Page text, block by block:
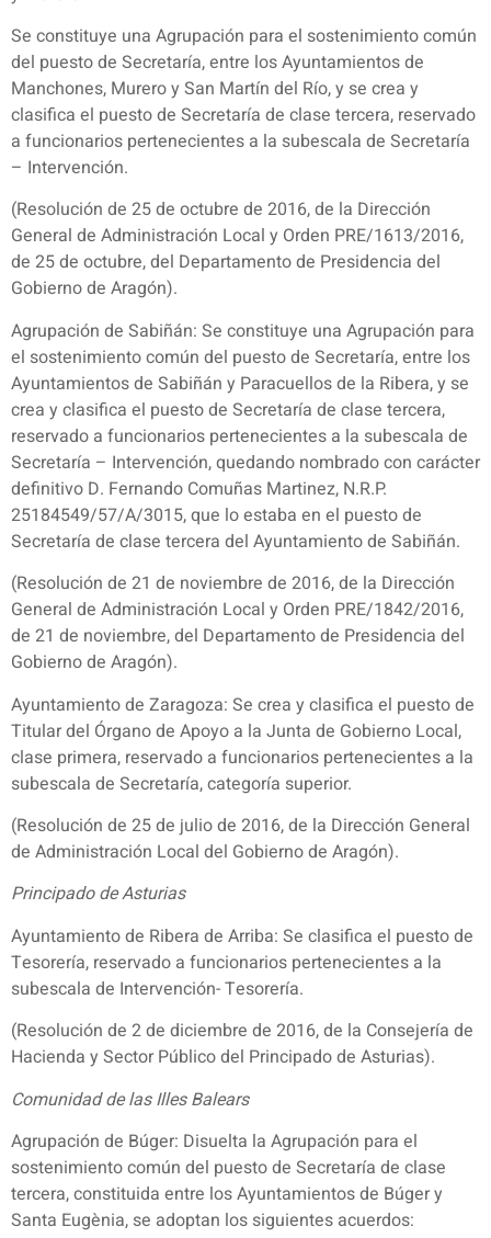
Se constituye una Agrupación para el sostenimiento común
del puesto de Secretaría, entre los Ayuntamientos de
Manchones, Murero y San Martín del Río, y se crea y
clasifica el puesto de Secretaría de clase tercera, reservado
a funcionarios pertenecientes a la subescala de Secretaría
– Intervención.
(Resolución de 25 de octubre de 2016, de la Dirección
General de Administración Local y Orden PRE/1613/2016,
de 25 de octubre, del Departamento de Presidencia del
Gobierno de Aragón).
Agrupación de Sabiñán: Se constituye una Agrupación para
el sostenimiento común del puesto de Secretaría, entre los
Ayuntamientos de Sabiñán y Paracuellos de la Ribera, y se
crea y clasifica el puesto de Secretaría de clase tercera,
reservado a funcionarios pertenecientes a la subescala de
Secretaría – Intervención, quedando nombrado con carácter
definitivo D. Fernando Comuñas Martinez, N.R.P.
25184549/57/A/3015, que lo estaba en el puesto de
Secretaría de clase tercera del Ayuntamiento de Sabiñán.
(Resolución de 21 de noviembre de 2016, de la Dirección
General de Administración Local y Orden PRE/1842/2016,
de 21 de noviembre, del Departamento de Presidencia del
Gobierno de Aragón).
Ayuntamiento de Zaragoza: Se crea y clasifica el puesto de
Titular del Órgano de Apoyo a la Junta de Gobierno Local,
clase primera, reservado a funcionarios pertenecientes a la
subescala de Secretaría, categoría superior.
(Resolución de 25 de julio de 2016, de la Dirección General
de Administración Local del Gobierno de Aragón).
Principado de Asturias
Ayuntamiento de Ribera de Arriba: Se clasifica el puesto de
Tesorería, reservado a funcionarios pertenecientes a la
subescala de Intervención- Tesorería.
(Resolución de 2 de diciembre de 2016, de la Consejería de
Hacienda y Sector Público del Principado de Asturias).
Comunidad de las Illes Balears
Agrupación de Búger: Disuelta la Agrupación para el
sostenimiento común del puesto de Secretaría de clase
tercera, constituida entre los Ayuntamientos de Búger y
Santa Eugènia, se adoptan los siguientes acuerdos: